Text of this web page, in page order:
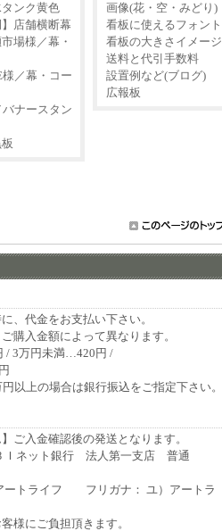
ンク黄色
】店舗横断幕
場様／幕・
／幕・コー
ナースタン
画像(花・空・みどり)
看板に使えるフォント
看板の大きさイメージ
送料と代引手数料
設置例など(ブログ)
広報板
、代金をお支払い下さい。
購入金額によって異なります。
/ 3万円未満…420円 /
以上の場合は銀行振込をご指定下さい。
】ご入金確認後の発送となります。
Ｉネット銀行 法人第一支店 普通
ートライフ フリガナ： ユ）アートラ
様にご負担頂きます。